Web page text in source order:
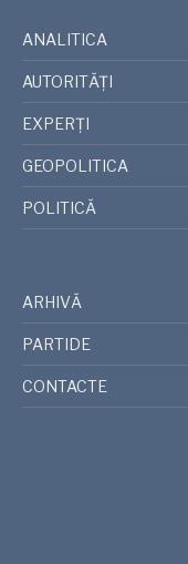
ANALITICA
AUTORITĂȚI
EXPERȚI
GEOPOLITICA
POLITICĂ
ARHIVĂ
PARTIDE
CONTACTE